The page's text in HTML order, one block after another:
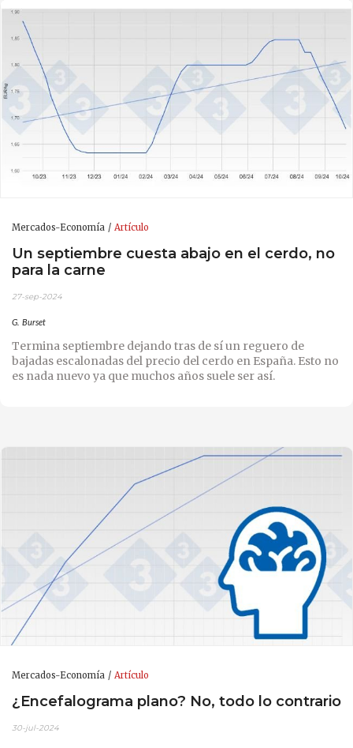
Mercados-Economía Artículo
Un septiembre cuesta abajo en el cerdo, no
para la carne
27-sep-2024
G. Burset
Termina septiembre dejando tras de sí un reguero de
bajadas escalonadas del precio del cerdo en España. Esto no
es nada nuevo ya que muchos años suele ser así.
Mercados-Economía Artículo
¿Encefalograma plano? No, todo lo contrario
30-jul-2024